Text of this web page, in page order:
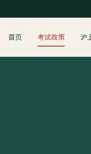
首页 考试政策 沪